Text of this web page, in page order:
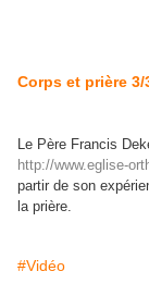
Corps et prière 3/
Le Père Francis
http://www.eglise-
partir de son
la prière.
#Vidéo